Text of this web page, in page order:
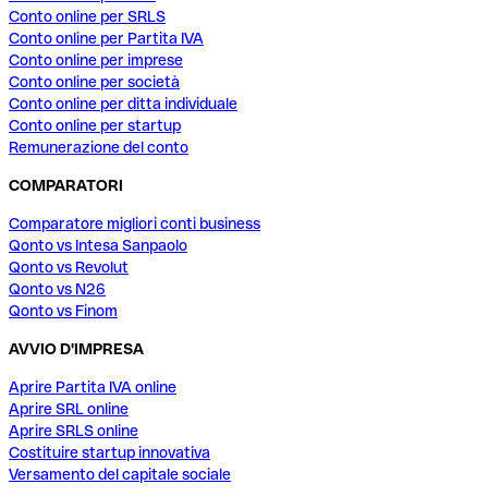
Conto online per SRLS
Conto online per Partita IVA
Conto online per imprese
Conto online per società
Conto online per ditta individuale
Conto online per startup
Remunerazione del conto
COMPARATORI
Comparatore migliori conti business
Qonto vs Intesa Sanpaolo
Qonto vs Revolut
Qonto vs N26
Qonto vs Finom
AVVIO D'IMPRESA
Aprire Partita IVA online
Aprire SRL online
Aprire SRLS online
Costituire startup innovativa
Versamento del capitale sociale